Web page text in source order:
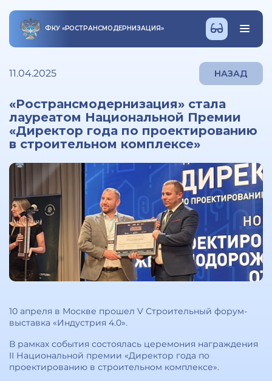
ФКУ «РОСТРАНСМОДЕРНИЗАЦИЯ»
11.04.2025 НАЗАД
«Ространсмодернизация» стала
лауреатом Национальной Премии
«Директор года по проектированию
в строительном комплексе»
10 апреля в Москве прошел V Строительный форум-
выставка «Индустрия 4.0».
В рамках события состоялась церемония награждения
II Национальной премии «Директор года по
проектированию в строительном комплексе».